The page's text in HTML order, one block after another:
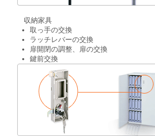
収納家具
取っ手の交換
ラッチレバーの交換
扉開閉の調整、扉の交換
鍵前交換